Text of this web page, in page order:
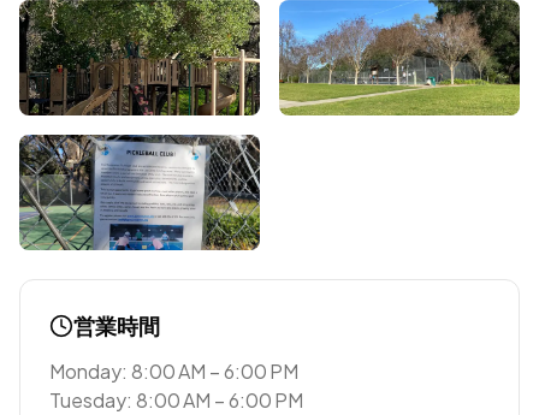
営業時間
Monday: 8:00 AM – 6:00 PM
Tuesday: 8:00 AM – 6:00 PM